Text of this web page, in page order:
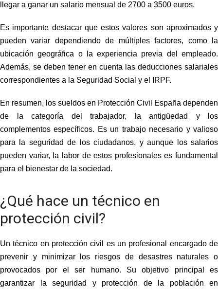
llegar a ganar un salario mensual de 2700 a 3500 euros.
Es importante destacar que estos valores son aproximados y
pueden variar dependiendo de múltiples factores, como la
ubicación geográfica o la experiencia previa del empleado.
Además, se deben tener en cuenta las deducciones salariales
correspondientes a la Seguridad Social y el IRPF.
En resumen, los sueldos en Protección Civil España dependen
de la categoría del trabajador, la antigüedad y los
complementos específicos. Es un trabajo necesario y valioso
para la seguridad de los ciudadanos, y aunque los salarios
pueden variar, la labor de estos profesionales es fundamental
para el bienestar de la sociedad.
¿Qué hace un técnico en
protección civil?
Untécnico en protección civil
es un profesional encargado de
prevenir y minimizar los riesgos de desastres naturales o
provocados por el ser humano. Su objetivo principal es
garantizar la seguridad y protección de la población en